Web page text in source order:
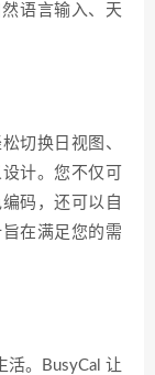
语言输入、天
切换日视图、
计。您不仅可
码，还可以自
在满足您的需
活。BusyCal 让